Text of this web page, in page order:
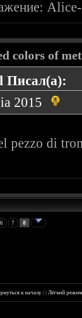
colors of
Писал(а):
2015
pezzo di
6 7 8
к началу ||Лёгкий